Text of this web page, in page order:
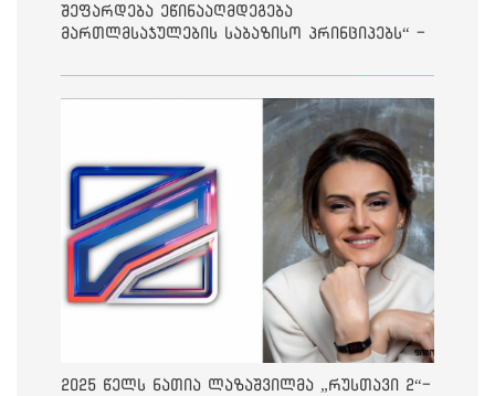
შეფარდება ეწინააღმდეგება
მართლმსაჯულების საბაზისო პრინციპებს“ -
2025 წელს ნათია ლაზაშვილმა „რუსთავი 2“-